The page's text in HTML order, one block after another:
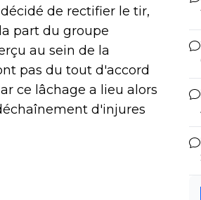
de rectifier le tir,
part du groupe
au sein de la
pas du tout d'accord
ce lâchage a lieu alors
d'injures